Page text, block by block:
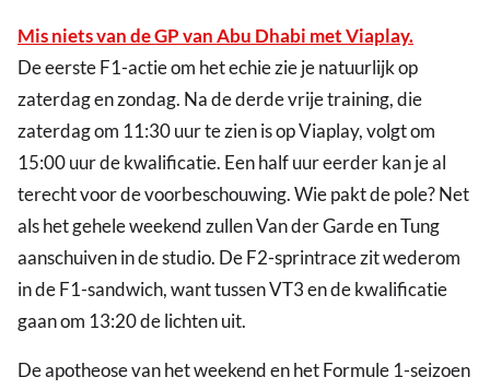
Mis niets van de GP van Abu Dhabi met Viaplay.
De eerste F1-actie om het echie zie je natuurlijk op
zaterdag en zondag. Na de derde vrije training, die
zaterdag om 11:30 uur te zien is op Viaplay, volgt om
15:00 uur de kwalificatie. Een half uur eerder kan je al
terecht voor de voorbeschouwing. Wie pakt de pole? Net
als het gehele weekend zullen Van der Garde en Tung
aanschuiven in de studio. De F2-sprintrace zit wederom
in de F1-sandwich, want tussen VT3 en de kwalificatie
gaan om 13:20 de lichten uit.
De apotheose van het weekend en het Formule 1-seizoen